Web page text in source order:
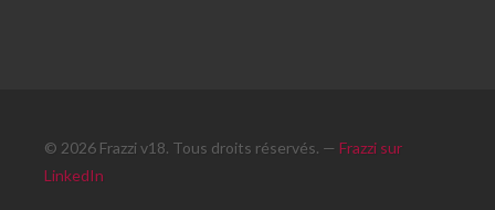
© 2026 Frazzi v18. Tous droits réservés. — Frazzi sur
LinkedIn